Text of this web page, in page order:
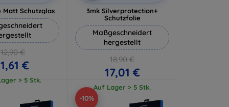
Matt Schutzglas
12,90 €
€
> 5 Stk.
3mk Silverprotection+
Schutzfolie
Maßgeschneidert
hergestellt
18,90 €
17,01 €
Auf Lager > 5 Stk.
-10%